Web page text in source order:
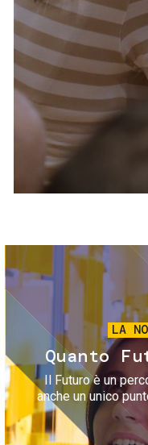
Servizi e
Contatti
FAQ
LA
Quanto
Il Futuro è un
anche un unico